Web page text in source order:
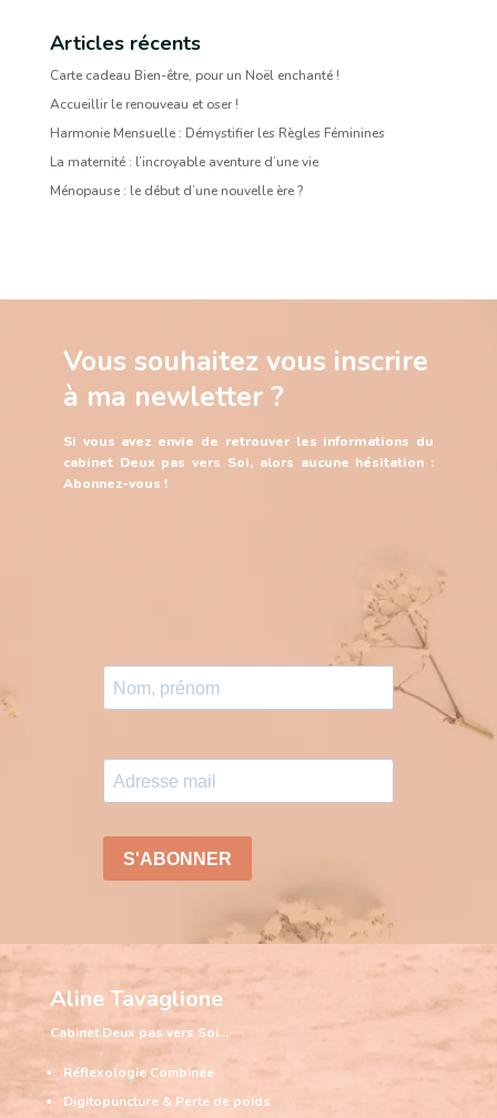
Articles récents
Carte cadeau Bien-être, pour un Noël enchanté !
Accueillir le renouveau et oser !
Harmonie Mensuelle : Démystifier les Règles Féminines
La maternité : l’incroyable aventure d’une vie
Ménopause : le début d’une nouvelle ère ?
Vous souhaitez vous inscrire
à ma newletter ?
Si vous avez envie de retrouver les informations du
cabinet Deux pas vers Soi, alors aucune hésitation :
Abonnez-vous !
Aline Tavaglione
CabinetDeux pas vers Soi…
Réflexologie Combinée
Digitopuncture & Perte de poids